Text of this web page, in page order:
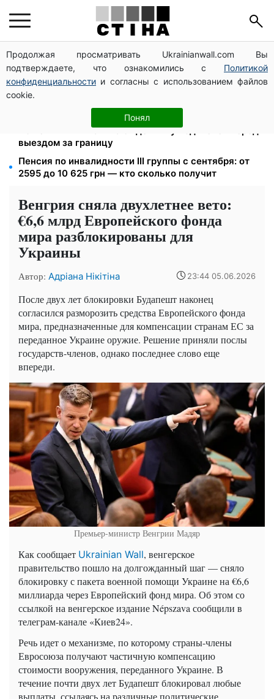
Продолжая просматривать Ukrainianwall.com Вы
подтверждаете, что ознакомились с Политикой
конфиденциальности и согласны с использованием файлов
cookie.
Понял
Тариф 2,64 грн за киловатт с 1 октября: владельцы
электроотопления будут платить на 39% меньше
4 склада Fozzy Group уничтожила рф: Сильпо
предупредило о задержках — полки пустеют
Фейковые сайты сервисных центров МВД:
мошенники выманивают деньги у водителей перед
выездом за границу
Пенсия по инвалидности III группы с сентября: от
2595 до 10 625 грн — кто сколько получит
Венгрия сняла двухлетнее вето:
€6,6 млрд Европейского фонда
мира разблокированы для
Украины
Автор: Адріана Нікітіна 23:44 05.06.2026
После двух лет блокировки Будапешт наконец
согласился разморозить средства Европейского фонда
мира, предназначенные для компенсации странам ЕС за
переданное Украине оружие. Решение приняли послы
государств-членов, однако последнее слово еще
впереди.
Премьер-министр Венгрии Мадяр
Как сообщает Ukrainian Wall, венгерское
правительство пошло на долгожданный шаг — сняло
блокировку с пакета военной помощи Украине на €6,6
миллиарда через Европейский фонд мира. Об этом со
ссылкой на венгерское издание Népszava сообщили в
телеграм-канале «Киев24».
Речь идет о механизме, по которому страны-члены
Евросоюза получают частичную компенсацию
стоимости вооружения, переданного Украине. В
течение почти двух лет Будапешт блокировал любые
выплаты, ссылаясь на различные политические